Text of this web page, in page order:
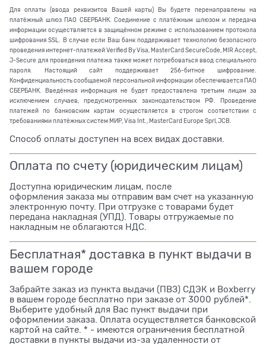
Для оплаты (ввода реквизитов Вашей карты) Вы будете перенаправлены на
платёжный шлюз ПАО СБЕРБАНК. Соединение с платёжным шлюзом и передача
информации осуществляется в защищённом режиме с использованием протокола
шифрования SSL. В случае если Ваш банк поддерживает технологию безопасного
проведения интернет-платежей Verified By Visa, MasterCard SecureCode, MIR Accept,
J-Secure для проведения платежа также может потребоваться ввод специального
пароля. Настоящий сайт поддерживает 256-битное шифрование.
Конфиденциальность сообщаемой персональной информации обеспечивается ПАО
СБЕРБАНК. Введённая информация не будет предоставлена третьим лицам за
исключением случаев, предусмотренных законодательством РФ. Проведение
платежей по банковским картам осуществляется в строгом соответствии с
требованиями платёжных систем МИР, Visa Int., MasterCard Europe Sprl, JCB.
Способ оплаты доступен на всех видах доставки.
Оплата по счету (юридическим лицам)
Доступна юридическим лицам, после
оформления заказа мы отправим вам счет на указанную
электронную почту. При отгрузке с товарами будет
передана накладная (УПД). Товары отгружаемые по
накладным не облагаются НДС.
Бесплатная* доставка в пункт выдачи в
вашем городе
Забрайте заказ из пункта выдачи (ПВЗ) СДЭК и Boxberry
в вашем городе бесплатно при заказе от 3000 рублей*.
Выберите удобный для Вас пункт выдачи при
оформлении заказа. Оплата осуществляется банковской
картой на сайте. * - имеются ограничения бесплатной
доставки в пункты выдачи из-за удаленности от